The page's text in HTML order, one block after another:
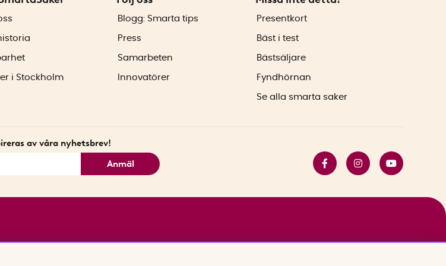
i Stockholm
Blogg: Smarta tips
Press
Samarbeten
Innovatörer
Presentkort
Bäst i test
Bästsäljare
Fyndhörnan
Se alla smarta saker
av våra nyhetsbrev!
Anmäl